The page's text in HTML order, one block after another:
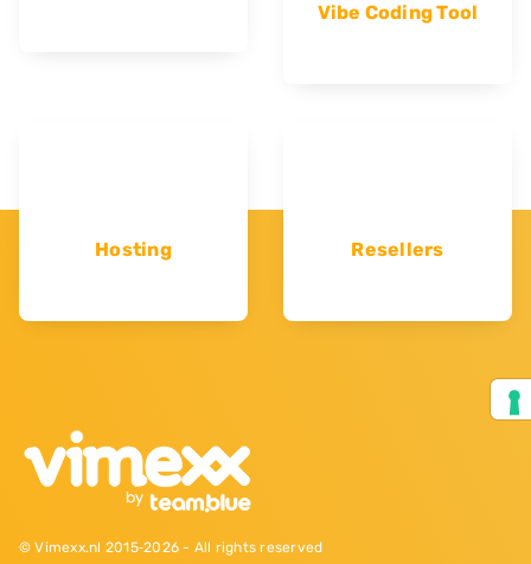
Vibe Coding Tool
Hosting Resellers
© Vimexx.nl 2015‐2026 - All rights reserved